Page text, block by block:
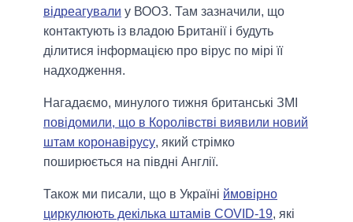
відреагували у ВООЗ. Там зазначили, що
контактують із владою Британії і будуть
ділитися інформацією про вірус по мірі її
надходження.
Нагадаємо, минулого тижня британські ЗМІ
повідомили, що в Королівстві виявили новий
штам коронавірусу, який стрімко
поширюється на півдні Англії.
Також ми писали, що в Україні ймовірно
циркулюють декілька штамів COVID-19, які